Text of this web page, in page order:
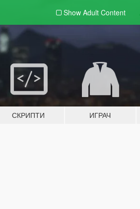
Show Adult Content
СКРИПТИ ИГРАЧ